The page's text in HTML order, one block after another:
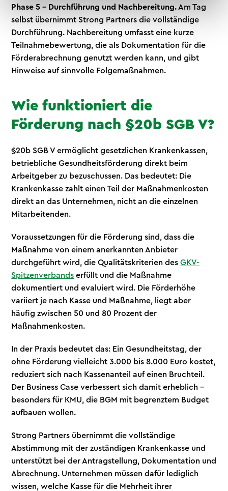
Phase 5 – Durchführung und Nachbereitung. Am Tag
selbst übernimmt Strong Partners die vollständige
Durchführung. Nachbereitung umfasst eine kurze
Teilnahmebewertung, die als Dokumentation für die
Förderabrechnung genutzt werden kann, und gibt
Hinweise auf sinnvolle Folgemaßnahmen.
Wie funktioniert die
Förderung nach §20b SGB V?
§20b SGB V ermöglicht gesetzlichen Krankenkassen,
betriebliche Gesundheitsförderung direkt beim
Arbeitgeber zu bezuschussen. Das bedeutet: Die
Krankenkasse zahlt einen Teil der Maßnahmenkosten
direkt an das Unternehmen, nicht an die einzelnen
Mitarbeitenden.
Voraussetzungen für die Förderung sind, dass die
Maßnahme von einem anerkannten Anbieter
durchgeführt wird, die Qualitätskriterien desGKV-
Spitzenverbands erfüllt und die Maßnahme
dokumentiert und evaluiert wird. Die Förderhöhe
variiert je nach Kasse und Maßnahme, liegt aber
häufig zwischen 50 und 80 Prozent der
Maßnahmenkosten.
In der Praxis bedeutet das: Ein Gesundheitstag, der
ohne Förderung vielleicht 3.000 bis 8.000 Euro kostet,
reduziert sich nach Kassenanteil auf einen Bruchteil.
Der Business Case verbessert sich damit erheblich –
besonders für KMU, die BGM mit begrenztem Budget
aufbauen wollen.
Strong Partners übernimmt die vollständige
Abstimmung mit der zuständigen Krankenkasse und
unterstützt bei der Antragstellung, Dokumentation und
Abrechnung. Unternehmen müssen dafür lediglich
wissen, welche Kasse für die Mehrheit ihrer